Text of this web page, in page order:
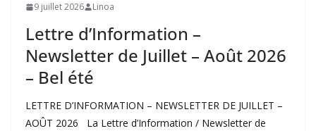
9 juillet 2026 Linoa
Lettre d’Information –
Newsletter de Juillet – Août 2026
– Bel été
LETTRE D’INFORMATION – NEWSLETTER DE JUILLET –
AOÛT 2026 La Lettre d’Information / Newsletter de